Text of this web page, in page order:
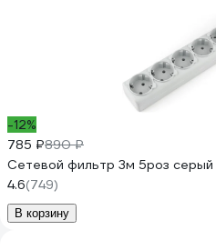
-12%
785 ₽890 ₽
Сетевой фильтр 3м 5роз
4.6(749)
В корзину